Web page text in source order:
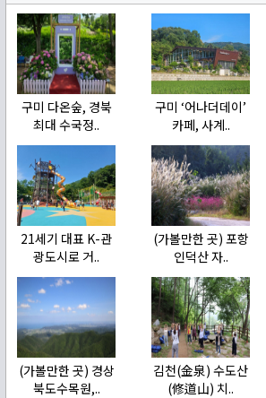
구미 다온숲, 경북
최대 수국정..
구미 ‘어나더데이’
카페, 사계..
21세기 대표 K-관
광도시로 거..
(가볼만한 곳) 포항
인덕산 자..
(가볼만한 곳) 경상
북도수목원,..
김천(金泉) 수도산
(修道山) 치..